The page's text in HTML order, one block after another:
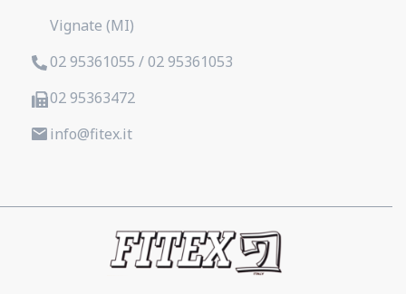
Vignate (MI)
02 95361055 / 02 95361053
02 95363472
info@fitex.it